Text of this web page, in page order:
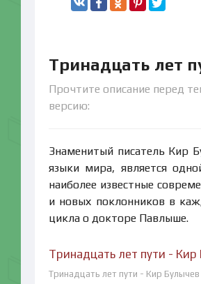
Тринадцать лет
Прочтите описание перед
версию:
Знаменитый писатель Кир
языки мира, является
наиболее известные
и новых поклонников в
цикла о докторе Павлыше.
Тринадцать лет пути - Кир
Тринадцать лет пути - Кир